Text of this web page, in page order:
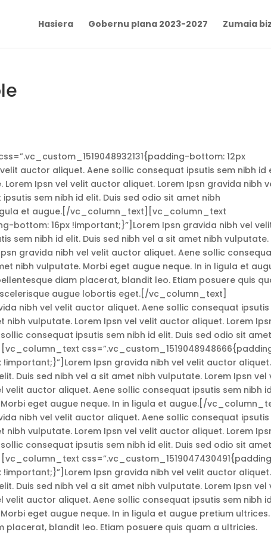
Hasiera Gobernu plana 2023-2027 Zumaia
bottom: 12px
auctor aliquet. Aene sollic consequat ipsutis sem nibh id
Ipsn vel velit auctor aliquet. Lorem Ipsn gravida nibh
sem nibh id elit. Duis sed odio sit amet nibh
et augue.[/vc_column_text][vc_column_text
bottom: 16px !important;}”]Lorem Ipsn gravida nibh vel
sem nibh id elit. Duis sed nibh vel a sit amet nibh vulputate.
gravida nibh vel velit auctor aliquet. Aene sollic
nibh vulputate. Morbi eget augue neque. In in ligula et
diam placerat, blandit leo. Etiam posuere quis
augue lobortis eget.[/vc_column_text]
nibh vel velit auctor aliquet. Aene sollic consequat ipsutis
nibh vulputate. Lorem Ipsn vel velit auctor aliquet. Lorem
consequat ipsutis sem nibh id elit. Duis sed odio sit amet
Ipsn gravida nibh vel velit auctor aliquet.
Duis sed nibh vel a sit amet nibh vulputate. Lorem Ipsn vel
velit auctor aliquet. Aene sollic consequat ipsutis sem nibh id
eget augue neque. In in ligula et augue.[/
nibh vel velit auctor aliquet. Aene sollic consequat ipsutis
nibh vulputate. Lorem Ipsn vel velit auctor aliquet. Lorem
consequat ipsutis sem nibh id elit. Duis sed odio sit amet
Ipsn gravida nibh vel velit auctor aliquet.
Duis sed nibh vel a sit amet nibh vulputate. Lorem Ipsn vel
velit auctor aliquet. Aene sollic consequat ipsutis sem nibh id
eget augue neque. In in ligula et augue pretium ultrices.
blandit leo. Etiam posuere quis quam a ultricies.